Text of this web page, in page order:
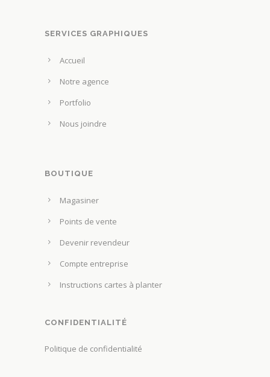
SERVICES GRAPHIQUES
Accueil
Notre agence
Portfolio
Nous joindre
BOUTIQUE
Magasiner
Points de vente
Devenir revendeur
Compte entreprise
Instructions cartes à planter
CONFIDENTIALITÉ
Politique de confidentialité